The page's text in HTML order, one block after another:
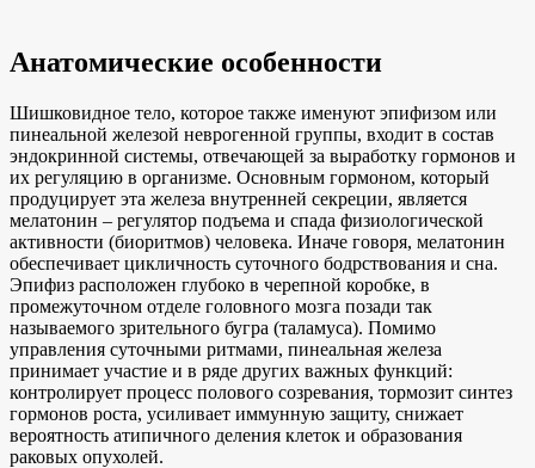
Анатомические особенности
Шишковидное тело, которое также именуют эпифизом или
пинеальной железой неврогенной группы, входит в состав
эндокринной системы, отвечающей за выработку гормонов и
их регуляцию в организме. Основным гормоном, который
продуцирует эта железа внутренней секреции, является
мелатонин – регулятор подъема и спада физиологической
активности (биоритмов) человека. Иначе говоря, мелатонин
обеспечивает цикличность суточного бодрствования и сна.
Эпифиз расположен глубоко в черепной коробке, в
промежуточном отделе головного мозга позади так
называемого зрительного бугра (таламуса). Помимо
управления суточными ритмами, пинеальная железа
принимает участие и в ряде других важных функций:
контролирует процесс полового созревания, тормозит синтез
гормонов роста, усиливает иммунную защиту, снижает
вероятность атипичного деления клеток и образования
раковых опухолей.